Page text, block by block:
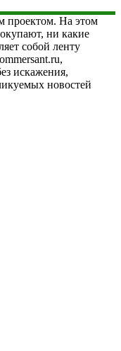
проектом. На этом
ни какие
собой ленту
искажения,
новостей